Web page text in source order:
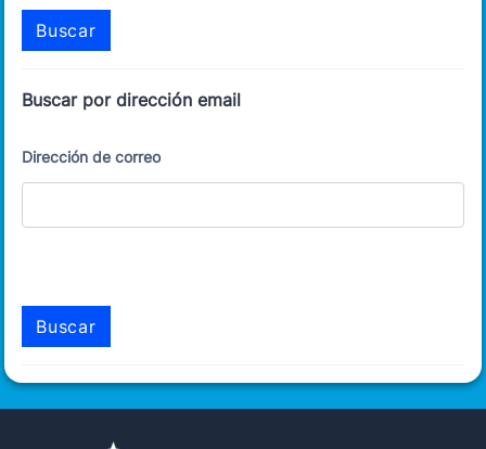
Buscar por dirección email
Dirección de correo